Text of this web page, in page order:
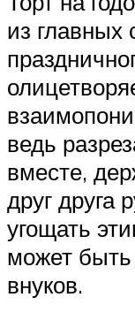
из
ведь
вместе,
друг друга
угощать
может
внуков.